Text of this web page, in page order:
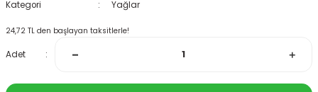
Kategori
Yağlar
24,72 TL den başlayan taksitlerle!
Adet